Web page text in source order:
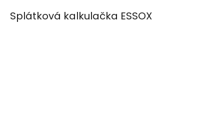
Splátková kalkulačka ESSOX